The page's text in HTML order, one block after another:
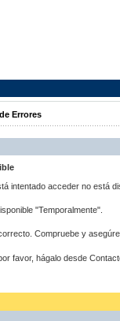
Errores
intentado acceder no está
"Temporalmente".
Compruebe y
favor, hágalo desde